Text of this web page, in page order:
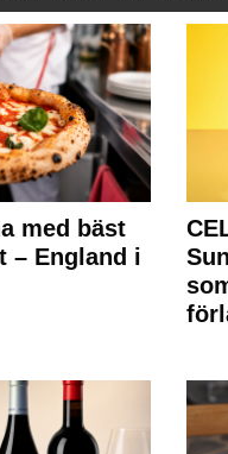
med bäst
– England i